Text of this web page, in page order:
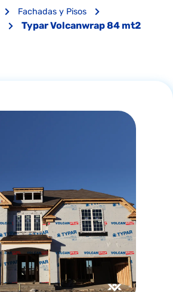
Fachadas y Pisos
Typar Volcanwrap 84 mt2